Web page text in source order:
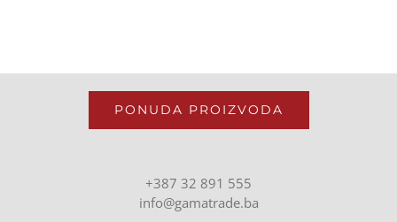
PONUDA PROIZVODA
+387 32 891 555
info@gamatrade.ba